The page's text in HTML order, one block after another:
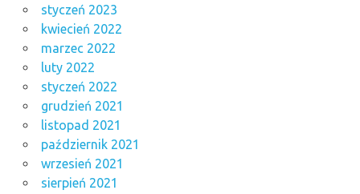
styczeń 2023
kwiecień 2022
marzec 2022
luty 2022
styczeń 2022
grudzień 2021
listopad 2021
październik 2021
wrzesień 2021
sierpień 2021